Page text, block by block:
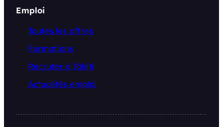
Emploi
Toutes les offres
Formations
Recruter à Tahiti
Actualités emploi